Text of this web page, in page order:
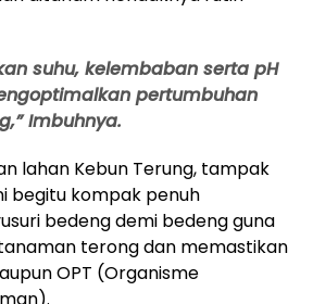
suhu, kelembaban serta pH
pertumbuhan
Imbuhnya.
lahan Kebun Terung, tampak
begitu kompak penuh
bedeng demi bedeng guna
terong dan memastikan
OPT (Organisme